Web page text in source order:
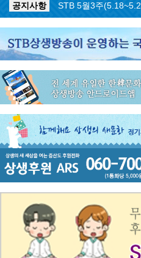
공지사항 ON AIR 서비스 장애
공지사항
STB 5월3주
공지사항
STB 4월마지막주
STB 4월4주
공지사항
STB 4월2주
공지사항
STB 4월1주
공지사항
STB 3월4주